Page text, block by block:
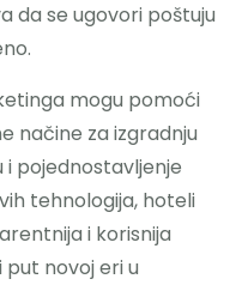
da se ugovori poštuju
mogu pomoći
načine za izgradnju
i pojednostavljenje
tehnologija, hoteli
i korisnija
put novoj eri u